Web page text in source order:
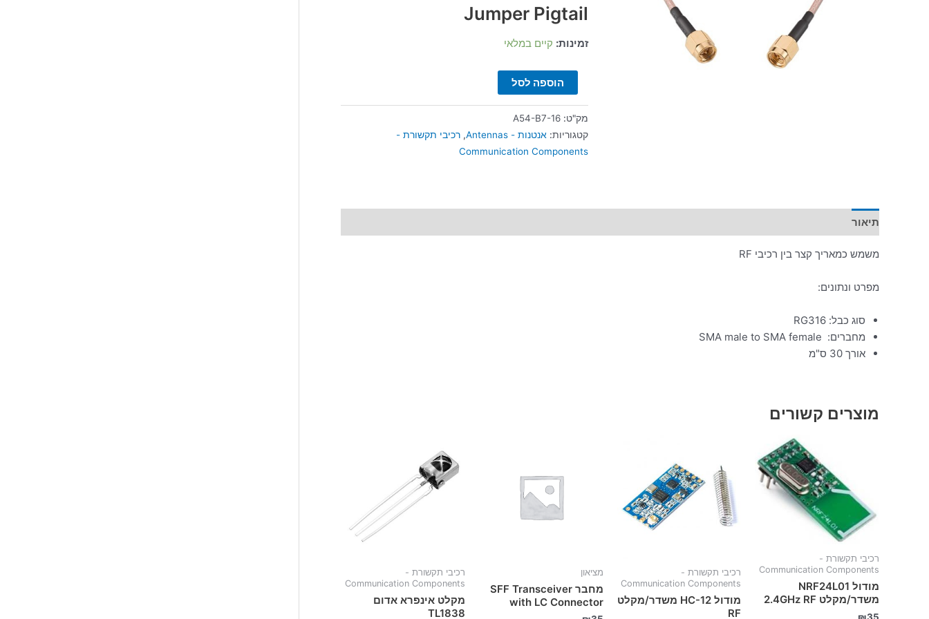
Jumper Pigtail
זמינות: קיים במלאי
הוספה לסל
מק"ט: A54-B7-16
קטגוריות: אנטנות - Antennas , רכיבי תקשורת -
Communication Components
תיאור
משמש כמאריך קצר בין רכיבי RF
מפרט ונתונים:
סוג כבל: RG316
מחברים: SMA male to SMA female
אורך 30 ס"מ
מוצרים קשורים
רכיבי תקשורת -
Communication Components
מודול NRF24L01
משדר/מקלט 2.4GHz RF
₪35
רכיבי תקשורת -
Communication Components
מודול HC-12 משדר/מקלט
RF
מציאון
מחבר SFF Transceiver
with LC Connector
רכיבי תקשורת -
Communication Components
מקלט אינפרא אדום
TL1838